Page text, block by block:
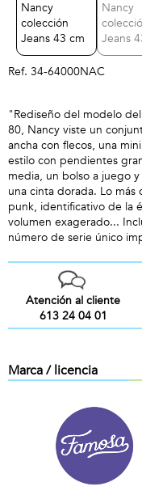
Ref. 34-64000NAC
"Rediseño del modelo
80, Nancy viste un
ancha con flecos, una
estilo con pendientes
media, un bolso a juego
una cinta dorada. Lo
punk, identificativo de la
volumen exagerado...
número de serie único
Atención al cliente
613 24 04 01
Marca / licencia